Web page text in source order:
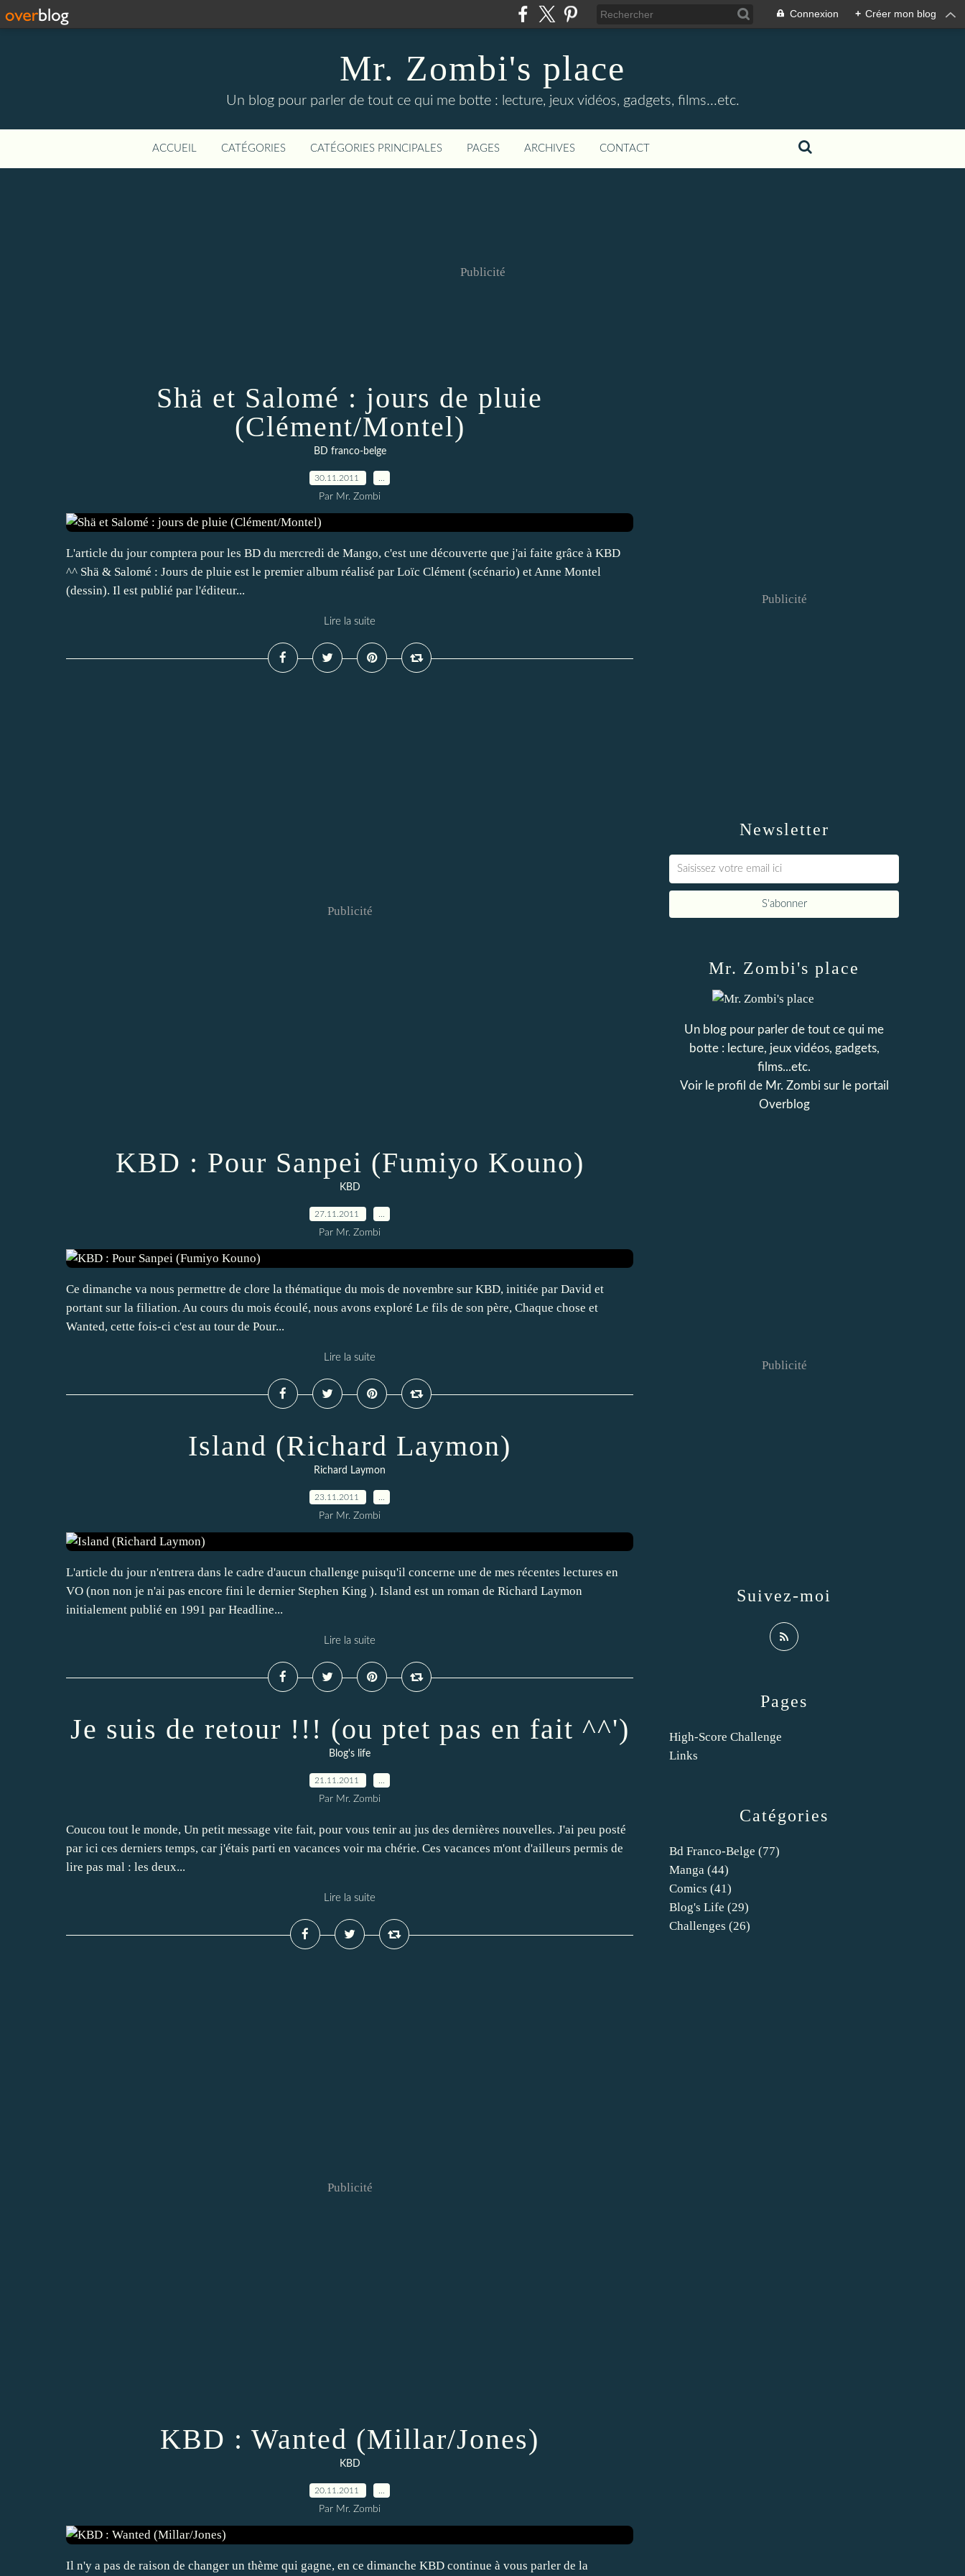
Connexion + Créer mon blog
Mr. Zombi's place
Un blog pour parler de tout ce qui me botte : lecture, jeux vidéos, gadgets, films...etc.
ACCUEIL CATÉGORIES CATÉGORIES PRINCIPALES PAGES ARCHIVES CONTACT
Publicité
Shä et Salomé : jours de pluie
(Clément/Montel)
BD franco-belge
30.11.2011
Par Mr. Zombi
L'article du jour comptera pour les BD du mercredi de Mango, c'est une découverte que j'ai faite grâce à KBD
^^ Shä & Salomé : Jours de pluie est le premier album réalisé par Loïc Clément (scénario) et Anne Montel
(dessin). Il est publié par l'éditeur...
Lire la suite
Publicité
KBD : Pour Sanpei (Fumiyo Kouno)
KBD
27.11.2011
Par Mr. Zombi
Ce dimanche va nous permettre de clore la thématique du mois de novembre sur KBD, initiée par David et
portant sur la filiation. Au cours du mois écoulé, nous avons exploré Le fils de son père, Chaque chose et
Wanted, cette fois-ci c'est au tour de Pour...
Lire la suite
Island (Richard Laymon)
Richard Laymon
23.11.2011
Par Mr. Zombi
L'article du jour n'entrera dans le cadre d'aucun challenge puisqu'il concerne une de mes récentes lectures en
VO (non non je n'ai pas encore fini le dernier Stephen King ). Island est un roman de Richard Laymon
initialement publié en 1991 par Headline...
Lire la suite
Je suis de retour !!! (ou ptet pas en fait ^^')
Blog's life
21.11.2011
Par Mr. Zombi
Coucou tout le monde, Un petit message vite fait, pour vous tenir au jus des dernières nouvelles. J'ai peu posté
par ici ces derniers temps, car j'étais parti en vacances voir ma chérie. Ces vacances m'ont d'ailleurs permis de
lire pas mal : les deux...
Lire la suite
Publicité
KBD : Wanted (Millar/Jones)
KBD
20.11.2011
Par Mr. Zombi
Il n'y a pas de raison de changer un thème qui gagne, en ce dimanche KBD continue à vous parler de la
Newsletter
Publicité
Catégories
Bd Franco-Belge (77)
Manga (44)
Comics (41)
Blog's Life (29)
Challenges (26)
Pages
High-Score Challenge
Links
Mr. Zombi's place
Un blog pour parler de tout ce qui me
botte : lecture, jeux vidéos, gadgets,
films...etc.
Voir le profil de Mr. Zombi sur le portail
Overblog
Suivez-moi
Publicité